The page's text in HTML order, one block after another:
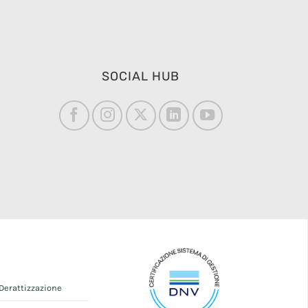
SOCIAL HUB